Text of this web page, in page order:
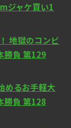
ジャケ買い1
地獄のコンビ
勝負 第129
めるお手軽大
勝負 第128